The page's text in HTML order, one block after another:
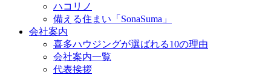
ハコリノ
備える住まい「SonaSuma」
会社案内
喜多ハウジングが選ばれる10の理由
会社案内一覧
代表挨拶